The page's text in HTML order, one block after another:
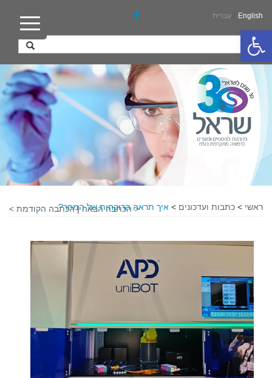
פתח סרגל נגישות
English
/ עברית
ראשי > כתבות ועדכונים > איך תראה הרוקחות של המחר?
< הכתבה הבאה|הכתבה הקודמת >